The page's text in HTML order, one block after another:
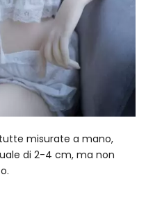
misurate a mano,
di 2-4 cm, ma non